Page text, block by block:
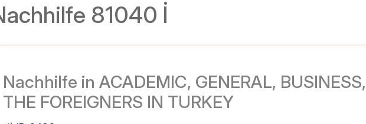
تدریس خصوصی ۸۱۰۴۰
عمومی، تجاری، انگلیسی، ترکی به خارجیان
در ترکیه